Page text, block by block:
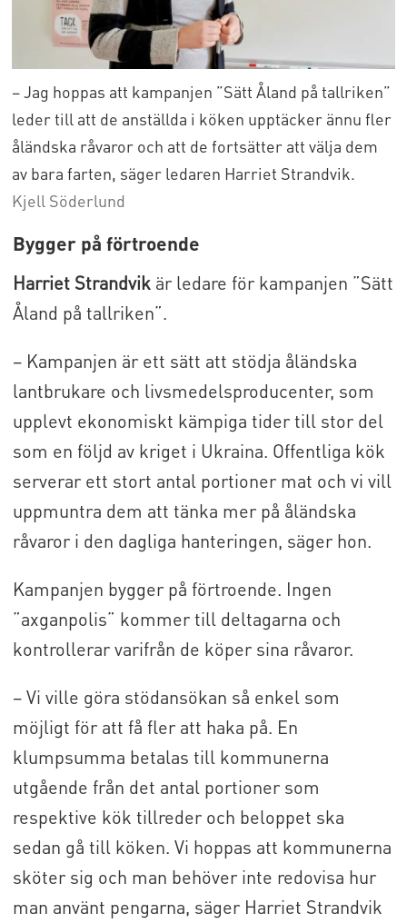
– Jag hoppas att kampanjen ”Sätt Åland på tallriken”
leder till att de anställda i köken upptäcker ännu fler
åländska råvaror och att de fortsätter att välja dem
av bara farten, säger ledaren Harriet Strandvik.
Kjell Söderlund
Bygger på förtroende
Harriet Strandvikär ledare för kampanjen ”Sätt
Åland på tallriken”.
– Kampanjen är ett sätt att stödja åländska
lantbrukare och livsmedelsproducenter, som
upplevt ekonomiskt kämpiga tider till stor del
som en följd av kriget i Ukraina. Offentliga kök
serverar ett stort antal portioner mat och vi vill
uppmuntra dem att tänka mer på åländska
råvaror i den dagliga hanteringen, säger hon.
Kampanjen bygger på förtroende. Ingen
”axganpolis” kommer till deltagarna och
kontrollerar varifrån de köper sina råvaror.
– Vi ville göra stödansökan så enkel som
möjligt för att få fler att haka på. En
klumpsumma betalas till kommunerna
utgående från det antal portioner som
respektive kök tillreder och beloppet ska
sedan gå till köken. Vi hoppas att kommunerna
sköter sig och man behöver inte redovisa hur
man använt pengarna, säger Harriet Strandvik